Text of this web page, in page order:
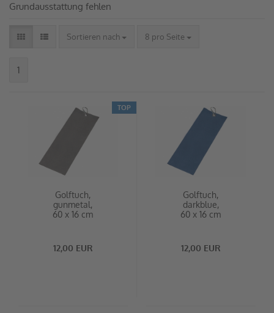
Grundausstattung fehlen
Sortieren nach 8 pro Seite
1
TOP
Golftuch,
gunmetal,
60 x 16 cm
12,00 EUR
Golftuch,
darkblue,
60 x 16 cm
12,00 EUR